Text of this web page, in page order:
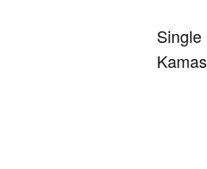
Single